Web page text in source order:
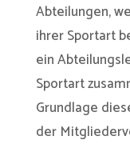
Abteilungen,
ihrer Sportart
ein
Sportart
Grundlage
der